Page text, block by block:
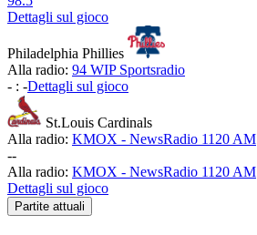
Dettagli sul gioco
Philadelphia Phillies
Alla radio: 94 WIP Sportsradio
- : -Dettagli sul gioco
St.Louis Cardinals
Alla radio: KMOX - NewsRadio 1120 AM
--
Alla radio: KMOX - NewsRadio 1120 AM
Dettagli sul gioco
Partite attuali